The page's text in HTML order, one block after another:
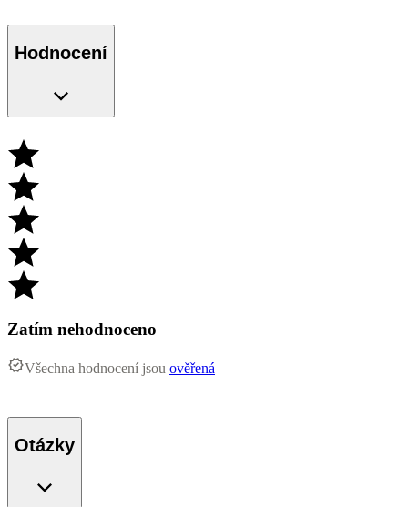
Hodnocení
Zatím nehodnoceno
Všechna hodnocení jsou ověřená
Otázky